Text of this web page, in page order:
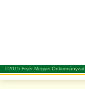
©2015 Fejér Megyei Önkormányzat